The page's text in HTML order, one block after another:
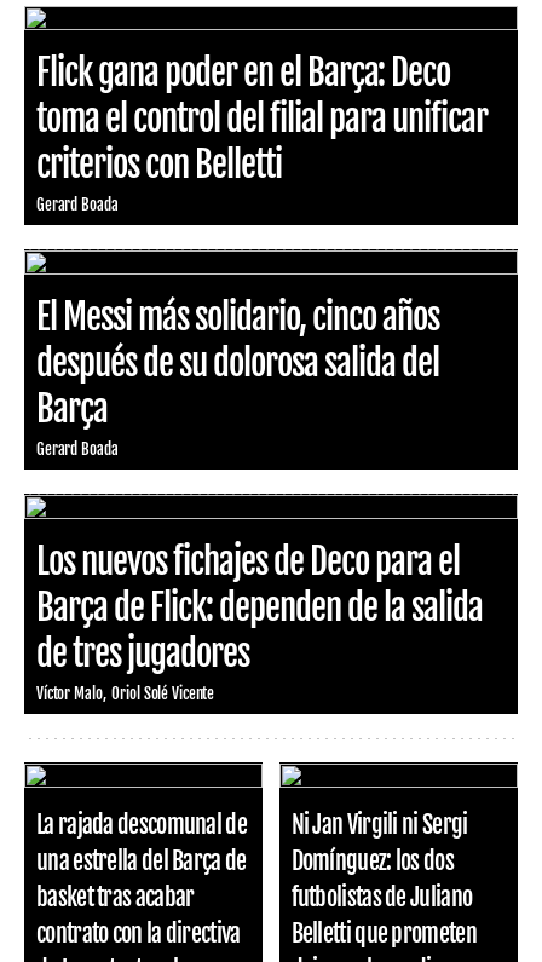
Flick gana poder en el Barça: Deco
toma el control del filial para unificar
criterios con Belletti
Gerard Boada
El Messi más solidario, cinco años
después de su dolorosa salida del
Barça
Gerard Boada
Los nuevos fichajes de Deco para el
Barça de Flick: dependen de la salida
de tres jugadores
Víctor Malo Oriol Solé Vicente
La rajada descomunal de
una estrella del Barça de
basket tras acabar
contrato con la directiva
Ni Jan Virgili ni Sergi
Domínguez: los dos
futbolistas de Juliano
Belletti que prometen